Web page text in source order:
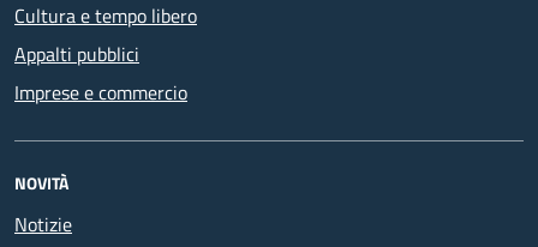
Cultura e tempo libero
Appalti pubblici
Imprese e commercio
NOVITÀ
Notizie